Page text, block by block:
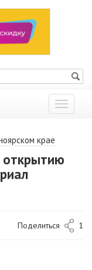
Показать
меню
крае
открытию
Поделиться 1